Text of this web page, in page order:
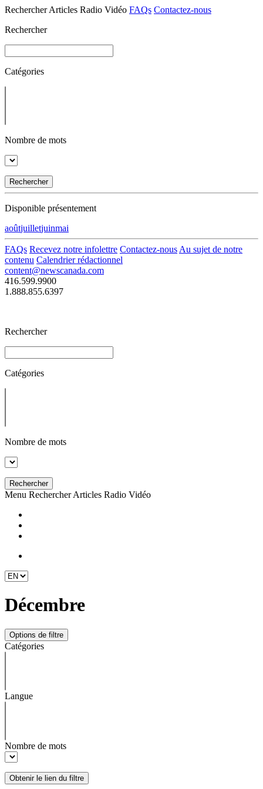
Rechercher Articles Radio Vidéo FAQs Contactez-nous
Rechercher
Catégories
Nombre de mots
Rechercher
Disponible présentement
aoûtjuilletjuinmai
FAQs Recevez notre infolettre Contactez-nous Au sujet de notre
contenu Calendrier rédactionnel
content@newscanada.com
416.599.9900
1.888.855.6397
Rechercher
Catégories
Nombre de mots
Rechercher
Menu Rechercher Articles Radio Vidéo
Décembre
Catégories
Langue
Nombre de mots